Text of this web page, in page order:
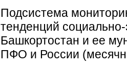
Подсистема
тенденций
Башкортостан и ее
ПФО и России